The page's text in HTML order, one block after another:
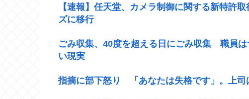
【速報】任天堂、カメラ制御に関する新特許
ズに移行
ごみ収集、40度を超える日にごみ収集 職員
い現実
指摘に部下怒り 「あなたは失格です」。上司